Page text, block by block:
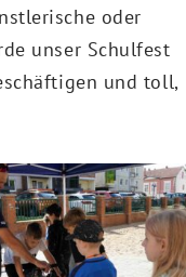
oder
unser Schulfest
und toll,